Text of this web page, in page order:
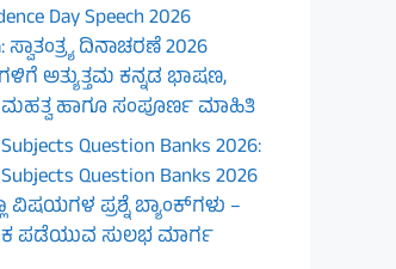
Day Speech 2026
ಸ್ವಾತಂತ್ರ್ಯ ದಿನಾಚರಣೆ 2026
ಅತ್ಯುತ್ತಮ ಕನ್ನಡ ಭಾಷಣ,
ಹಾಗೂ ಸಂಪೂರ್ಣ ಮಾಹಿತಿ
Question Banks 2026:
Question Banks 2026
ವಿಷಯಗಳ ಪ್ರಶ್ನೆ ಬ್ಯಾಂಕ್‌ಗಳು –
ಪಡೆಯುವ ಸುಲಭ ಮಾರ್ಗ